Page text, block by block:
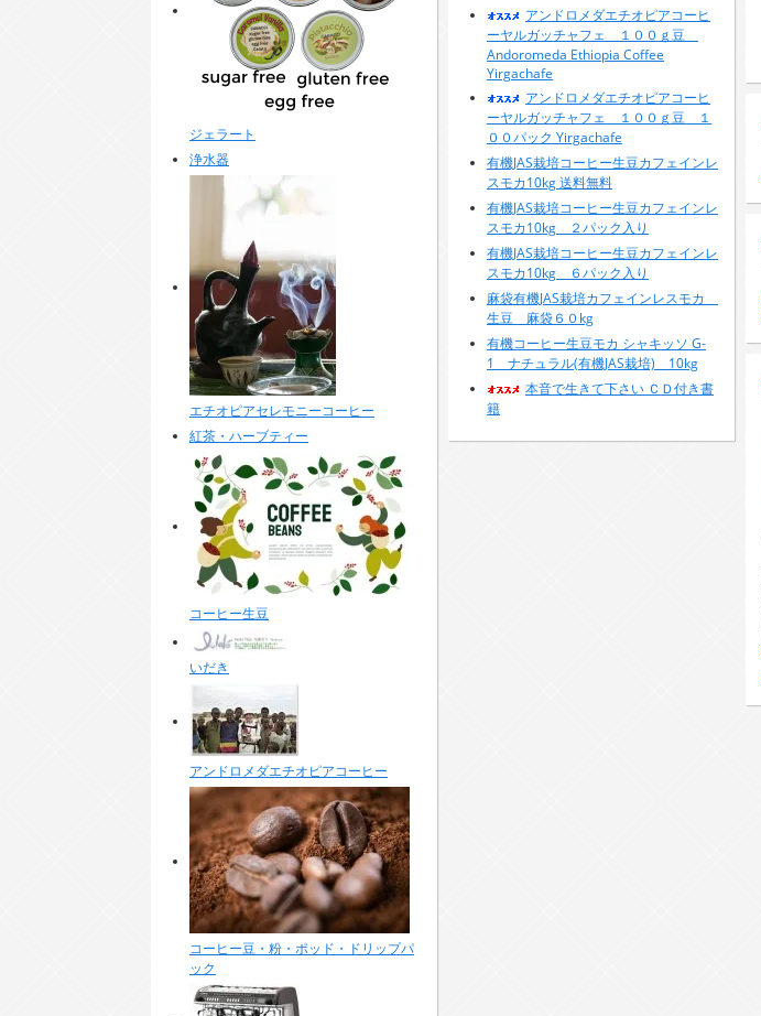
ジェラート
浄水器
エチオピアセレモニーコーヒー
紅茶・ハーブティー
コーヒー生豆
いだき
アンドロメダエチオピアコーヒー
コーヒー豆・粉・ポッド・ドリップパ
ック
アンドロメダエチオピアコーヒ
ーヤルガッチャフェ １００ｇ豆
Andoromeda Ethiopia Coffee
Yirgachafe
アンドロメダエチオピアコーヒ
ーヤルガッチャフェ １００ｇ豆 １
００パック Yirgachafe
有機JAS栽培コーヒー生豆カフェインレ
スモカ10kg 送料無料
有機JAS栽培コーヒー生豆カフェインレ
スモカ10kg ２パック入り
有機JAS栽培コーヒー生豆カフェインレ
スモカ10kg ６パック入り
麻袋有機JAS栽培カフェインレスモカ
生豆 麻袋６０kg
有機コーヒー生豆モカ シャキッソ G-
1 ナチュラル(有機JAS栽培) 10kg
本音で生きて下さい ＣＤ付き書
籍